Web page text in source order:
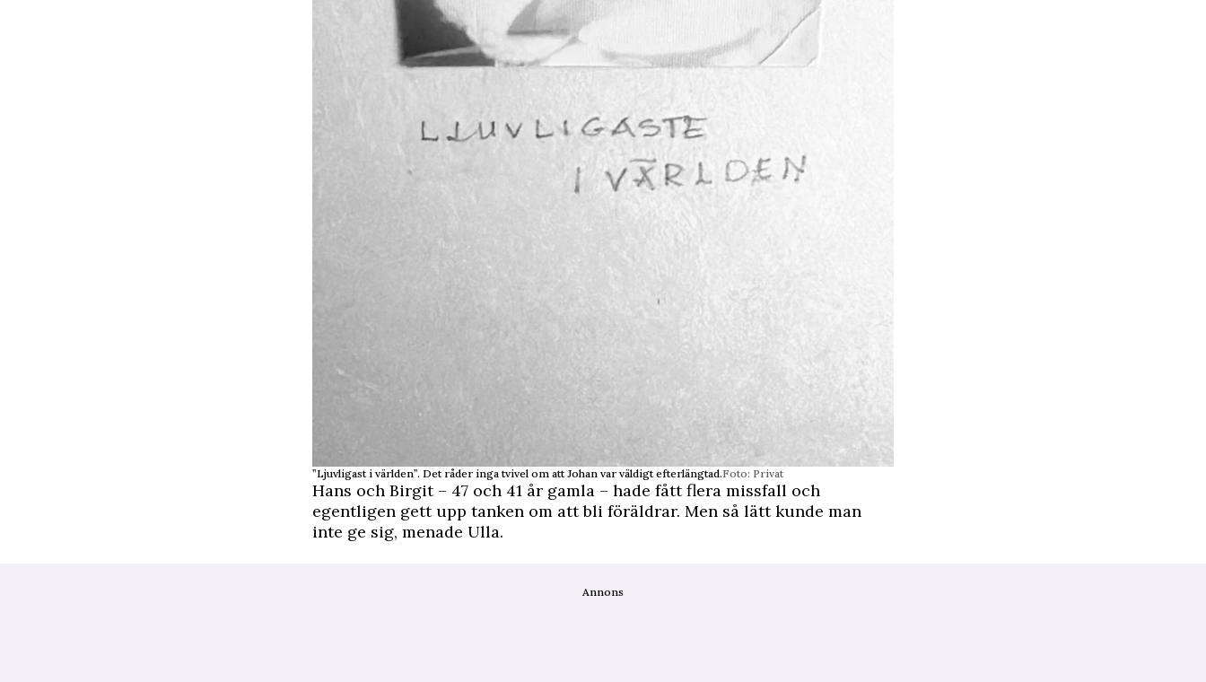
”Ljuvligast i världen”. Det råder inga tvivel om att Johan var väldigt efterlängtad.Foto: Privat
Hans och Birgit – 47 och 41 år gamla – hade fått flera missfall och
egentligen gett upp tanken om att bli föräldrar. Men så lätt kunde man
inte ge sig, menade Ulla.
Annons